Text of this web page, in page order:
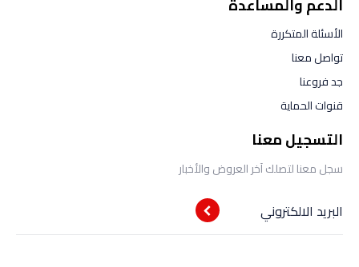
الدعم والمساعدة
الأسئلة المتكررة
تواصل معنا
جد فروعنا
قنوات الحماية
التسجيل معنا
سجل معنا لتصلك آخر العروض والأخبار
البريد الالكتروني